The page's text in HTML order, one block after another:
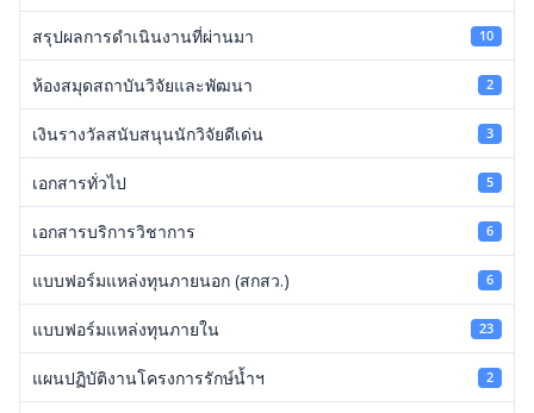
สรุปผลการดำเนินงานที่ผ่านมา 10
ห้องสมุดสถาบันวิจัยและพัฒนา 2
เงินรางวัลสนับสนุนนักวิจัยดีเด่น 3
เอกสารทั่วไป 5
เอกสารบริการวิชาการ 6
แบบฟอร์มแหล่งทุนภายนอก (สกสว.) 6
แบบฟอร์มแหล่งทุนภายใน 23
แผนปฏิบัติงานโครงการรักษ์น้ำฯ 2